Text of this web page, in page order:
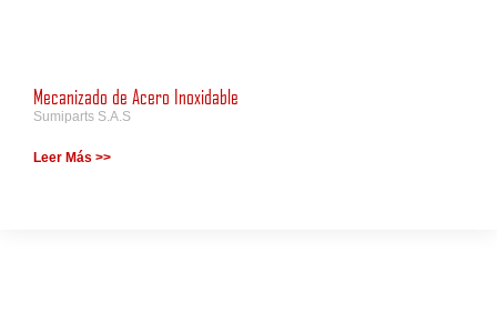
Mecanizado de Acero Inoxidable
Sumiparts S.A.S
Leer Más >>